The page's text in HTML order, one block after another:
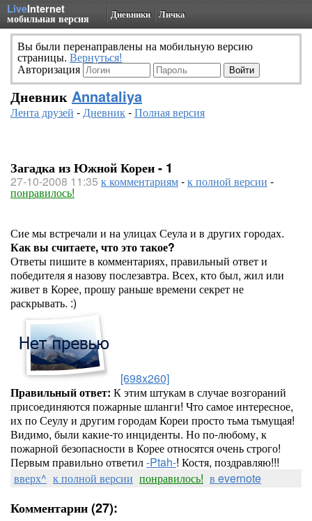
LiveInternet
мобильная версия Дневники Личка
Вы были перенаправлены на мобильную версию
страницы. Вернуться!
Авторизация
Дневник Annataliya
Лента друзей -Дневник-Полная версия
Загадка из Южной Кореи - 1
27-10-2008 11:35 к комментариям-к полной версии -
понравилось!
Сие мы встречали и на улицах Сеула и в других городах.
Как вы считаете, что это такое?
Ответы пишите в комментариях, правильный ответ и
победителя я назову послезавтра. Всех, кто был, жил или
живет в Корее, прошу раньше времени секрет не
раскрывать. :)
[698x260]
Правильный ответ: К этим штукам в случае возгораний
присоединяются пожарные шланги! Что самое интересное,
их по Сеулу и другим городам Кореи просто тьма тьмущая!
Видимо, были какие-то инциденты. Но по-любому, к
пожарной безопасности в Корее относятся очень строго!
Первым правильно ответил-Ptah-! Костя, поздравляю!!!
вверх^ к полной версии понравилось! в evernote
Комментарии (27):